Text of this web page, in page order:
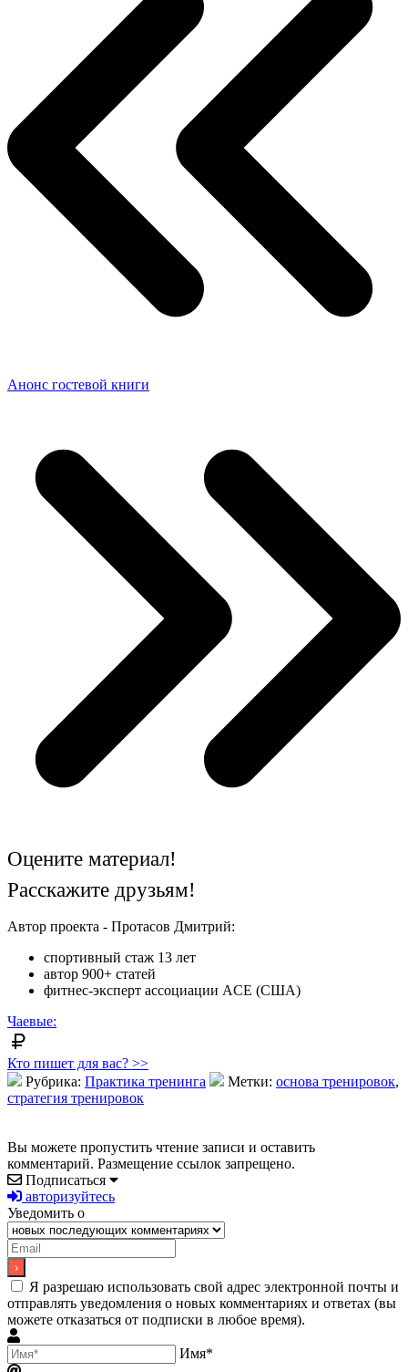
Анонс гостевой книги
Оцените материал!
Расскажите друзьям!
Автор проекта - Протасов Дмитрий:
спортивный стаж 13 лет
автор 900+ статей
фитнес-эксперт ассоциации ACE (США)
Чаевые:
Кто пишет для вас? >>
Рубрика: Практика тренинга Метки: основа тренировок,
стратегия тренировок
Вы можете пропустить чтение записи и оставить
комментарий. Размещение ссылок запрещено.
Подписаться
авторизуйтесь
Уведомить о
Я разрешаю использовать свой адрес электронной почты и
отправлять уведомления о новых комментариях и ответах (вы
можете отказаться от подписки в любое время).
Имя*